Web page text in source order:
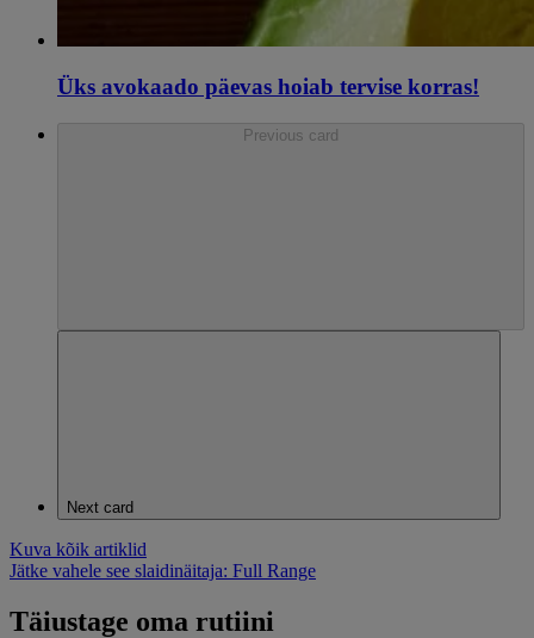
Üks avokaado päevas hoiab tervise korras!
Previous card
Next card
Kuva kõik artiklid
Jätke vahele see slaidinäitaja: Full Range
Täiustage oma rutiini